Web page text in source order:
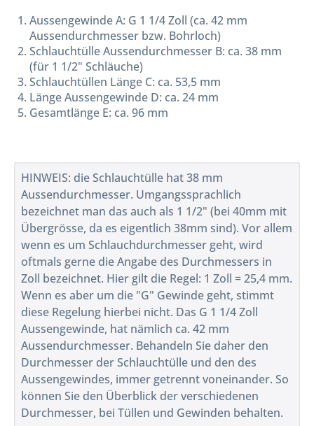
Aussengewinde A: G 1 1/4 Zoll (ca. 42 mm
Aussendurchmesser bzw. Bohrloch)
Schlauchtülle Aussendurchmesser B: ca. 38 mm
(für 1 1/2" Schläuche)
Schlauchtüllen Länge C: ca. 53,5 mm
Länge Aussengewinde D: ca. 24 mm
Gesamtlänge E: ca. 96 mm
HINWEIS: die Schlauchtülle hat 38 mm
Aussendurchmesser. Umgangssprachlich
bezeichnet man das auch als 1 1/2" (bei 40mm mit
Übergrösse, da es eigentlich 38mm sind). Vor allem
wenn es um Schlauchdurchmesser geht, wird
oftmals gerne die Angabe des Durchmessers in
Zoll bezeichnet. Hier gilt die Regel: 1 Zoll = 25,4 mm.
Wenn es aber um die "G" Gewinde geht, stimmt
diese Regelung hierbei nicht. Das G 1 1/4 Zoll
Aussengewinde, hat nämlich ca. 42 mm
Aussendurchmesser. Behandeln Sie daher den
Durchmesser der Schlauchtülle und den des
Aussengewindes, immer getrennt voneinander. So
können Sie den Überblick der verschiedenen
Durchmesser, bei Tüllen und Gewinden behalten.